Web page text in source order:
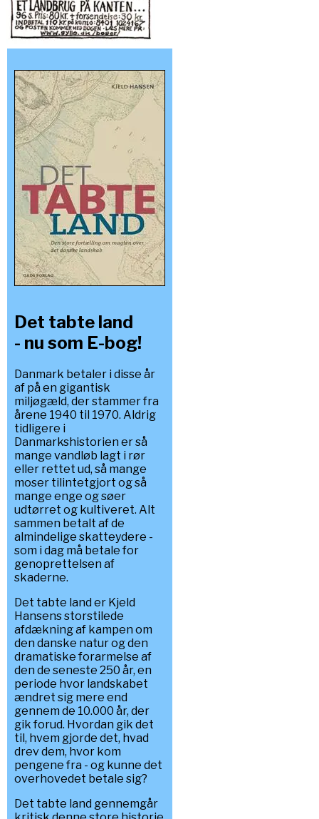
Det tabte land
- nu som E-bog!
Danmark betaler i disse år
af på en gigantisk
miljøgæld, der stammer fra
årene 1940 til 1970. Aldrig
tidligere i
Danmarkshistorien er så
mange vandløb lagt i rør
eller rettet ud, så mange
moser tilintetgjort og så
mange enge og søer
udtørret og kultiveret. Alt
sammen betalt af de
almindelige skatteydere -
som i dag må betale for
genoprettelsen af
skaderne.
Det tabte land er Kjeld
Hansens storstilede
afdækning af kampen om
den danske natur og den
dramatiske forarmelse af
den de seneste 250 år, en
periode hvor landskabet
ændret sig mere end
gennem de 10.000 år, der
gik forud. Hvordan gik det
til, hvem gjorde det, hvad
drev dem, hvor kom
pengene fra - og kunne det
overhovedet betale sig?
Det tabte land gennemgår